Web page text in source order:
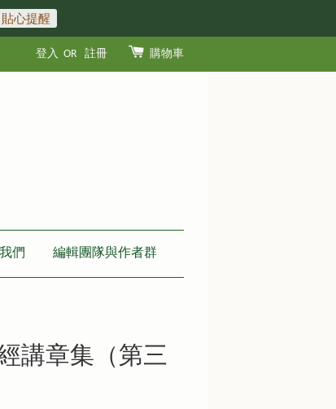
貼心提醒
登入 OR 註冊 購物車
們 編輯團隊與作者群
講章集（第三